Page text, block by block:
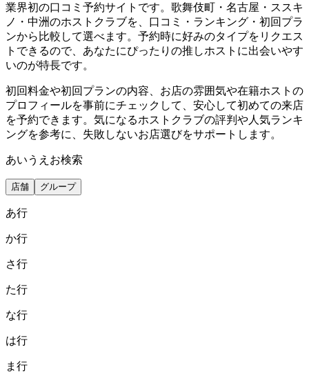
業界初の口コミ予約サイトです。歌舞伎町・名古屋・ススキ
ノ・中洲のホストクラブを、口コミ・ランキング・初回プラ
ンから比較して選べます。予約時に好みのタイプをリクエス
トできるので、あなたにぴったりの推しホストに出会いやす
いのが特長です。
初回料金や初回プランの内容、お店の雰囲気や在籍ホストの
プロフィールを事前にチェックして、安心して初めての来店
を予約できます。気になるホストクラブの評判や人気ランキ
ングを参考に、失敗しないお店選びをサポートします。
あいうえお検索
店舗 グループ
あ行
か行
さ行
た行
な行
は行
ま 行